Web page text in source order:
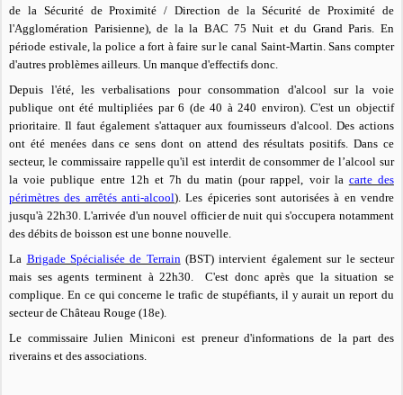
de la Sécurité de Proximité / Direction de la Sécurité de Proximité de
l'Agglomération Parisienne), de lala BAC 75 Nuit et du Grand Paris. En
période estivale, la police a fort à faire sur le canal Saint-Martin. Sans compter
d'autres problèmes ailleurs. Un manque d'effectifs donc.
Depuis l'été, les verbalisations pour consommation d'alcool sur la voie
publique ont été multipliées par 6 (de 40 à 240 environ). C'est un objectif
prioritaire. Il faut également s'attaquer aux fournisseurs d'alcool. Des actions
ont été menées dans ce sens dont on attend des résultats positifs. Dans ce
secteur, le commissaire rappelle qu'il est interdit de consommer de l’alcool sur
la voie publique entre 12h et 7h du matin (pour rappel, voir la carte des
périmètres des arrêtés anti-alcool). Les épiceries sont autorisées à en vendre
jusqu'à 22h30. L'arrivée d'un nouvel officier de nuit qui s'occupera notamment
des débits de boisson est une bonne nouvelle.
La Brigade Spécialisée de Terrain (BST) intervient également sur le secteur
mais ses agents terminent à 22h30. C'est donc après que la situation se
complique. En ce qui concerne le trafic de stupéfiants, il y aurait un report du
secteur de Château Rouge (18e).
Le commissaire Julien Miniconi est preneur d'informations de la part des
riverains et des associations.